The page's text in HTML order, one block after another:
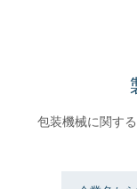
包装機械に関す